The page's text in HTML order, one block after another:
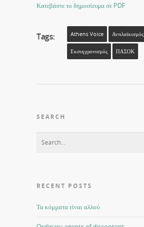
Κατεβάστε το δημοσίευμα σε PDF
Tags: Athens Voice Αντιλαϊκισμός
Εκσυγχρονισμός ΠΑΣΟΚ
SEARCH
RECENT POSTS
Τα κόμματα είναι αλλού